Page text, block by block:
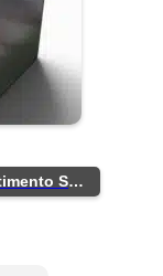
Escritorio Con Estantes Y Compartimento Seguro